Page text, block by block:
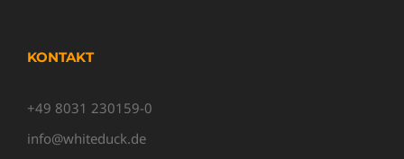
KONTAKT
+49 8031 230159-0
info@whiteduck.de